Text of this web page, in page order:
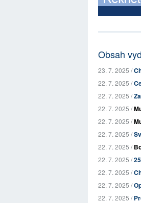
Obsah
23. 7. 2025 /
22. 7. 2025 /
22. 7. 2025 /
22. 7. 2025 /
22. 7. 2025 /
22. 7. 2025 /
22. 7. 2025 /
22. 7. 2025 /
22. 7. 2025 /
22. 7. 2025 /
22. 7. 2025 /